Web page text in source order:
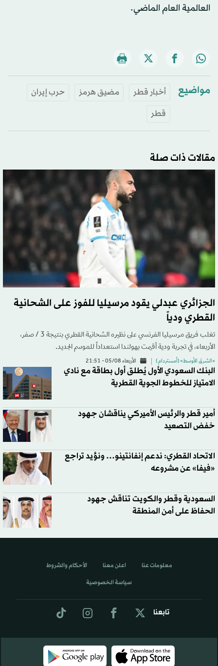
العالمية العام الماضي.
مواضيع أخبار قطر مضيق هرمز
حرب إيران
قطر
مقالات ذات صلة
الجزائري عبدلي يقود مرسيليا للفوز على الشحانية
القطري ودياً
تغلب فريق مرسيليا الفرنسي على نظيره الشحانية القطري بنتيجة 3 / صفر،
الأربعاء، في تجربة ودية أقيمت بهولندا استعداداً للموسم الجديد.
«الشرق الأوسط» (أمستردام ) الأربعاء 05/08 - 21:51
البنك السعودي الأول يُطلق أول بطاقة مع نادي
الامتياز للخطوط الجوية القطرية
أمير قطر والرئيس الأميركي يناقشان جهود
خفض التصعيد
الاتحاد القطري: ندعم إنفانتينو… ونؤيد تراجع
«فيفا» عن مشروعه
السعودية وقطر والكويت تناقش جهود
الحفاظ على أمن المنطقة
تابعنا
معلومات عنا اعلن معنا الأحكام والشروط
سياسة الخصوصية